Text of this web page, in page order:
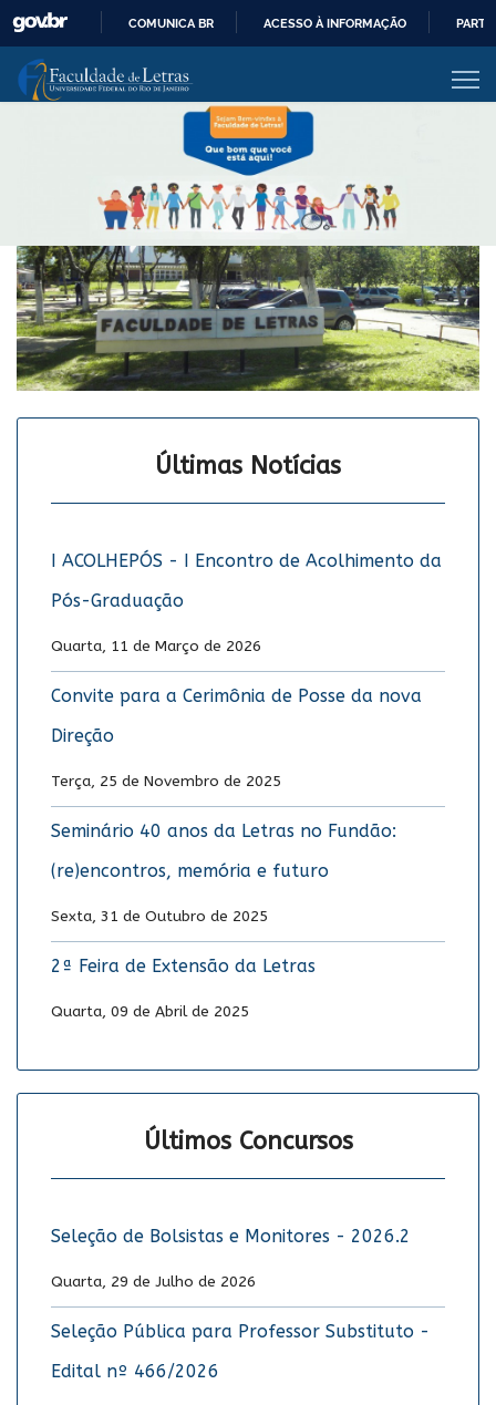
O
CONTEÚDO
COMUNICA BR ACESSO À INFORMAÇÃO
Últimas Notícias
I ACOLHEPÓS - I Encontro de Acolhimento da
Pós-Graduação
Quarta, 11 de Março de 2026
Convite para a Cerimônia de Posse da nova
Direção
Terça, 25 de Novembro de 2025
Seminário 40 anos da Letras no Fundão:
(re)encontros, memória e futuro
Sexta, 31 de Outubro de 2025
2ª Feira de Extensão da Letras
Quarta, 09 de Abril de 2025
Últimos Concursos
Seleção de Bolsistas e Monitores - 2026.2
Quarta, 29 de Julho de 2026
Seleção Pública para Professor Substituto -
Edital nº 466/2026